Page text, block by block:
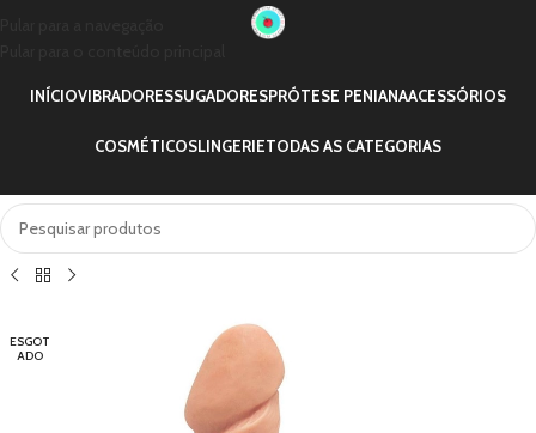
INÍCIOVIBRADORESSUGADORESPRÓTESE PENIANAACESSÓRIOS
COSMÉTICOSLINGERIETODAS AS CATEGORIAS
ESGOT
ADO